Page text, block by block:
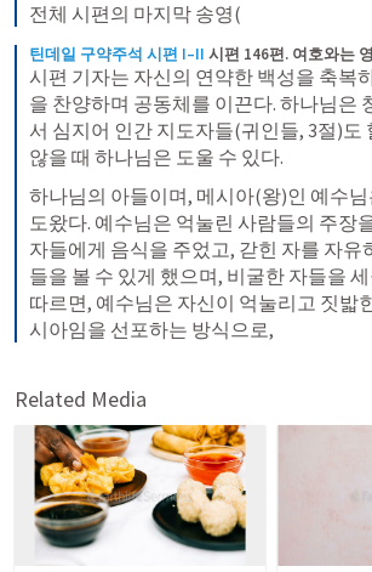
전체 시편의 마지막 송영(
틴데일 구약주석 시편 I–II 시편 146편. 여호와는
시편 기자는 자신의 연약한 백성을 축복
을 찬양하며 공동체를 이끈다. 하나님은
서 심지어 인간 지도자들(귀인들, 3절)도
않을 때 하나님은 도울 수 있다.
하나님의 아들이며, 메시아(왕)인 예수
도왔다. 예수님은 억눌린 사람들의 주장
자들에게 음식을 주었고, 갇힌 자를 자유
들을 볼 수 있게 했으며, 비굴한 자들을
따르면, 예수님은 자신이 억눌리고 짓밟
시아임을 선포하는 방식으로,
Related Media